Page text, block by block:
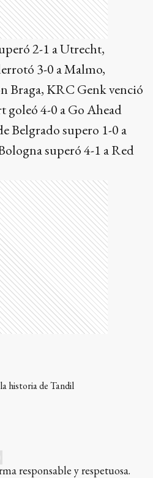
2-1 a Utrecht,
3-0 a Malmo,
Braga, KRC Genk venció
goleó 4-0 a Go Ahead
Belgrado supero 1-0 a
superó 4-1 a Red
historia de Tandil
responsable y respetuosa.